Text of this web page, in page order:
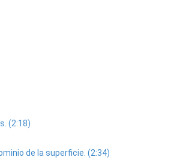
(2:18)
de la superficie. (2:34)